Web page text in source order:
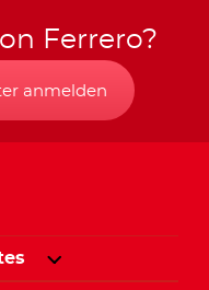
Ferrero?
anmelden